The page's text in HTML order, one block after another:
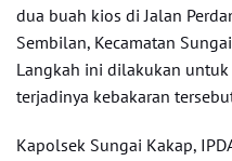
dua buah kios di Jalan
Sembilan, Kecamatan
Langkah ini dilakukan
terjadinya kebakaran
Kapolsek Sungai Kakap,